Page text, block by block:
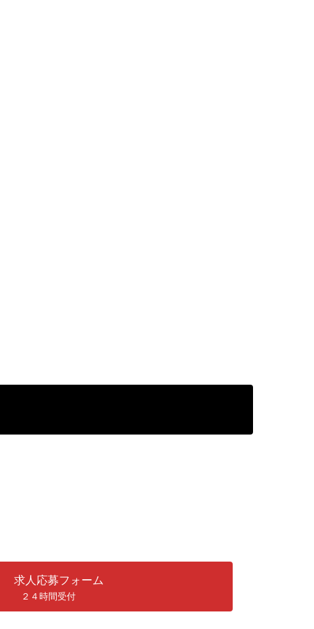
求人応募フォーム
２４時間受付